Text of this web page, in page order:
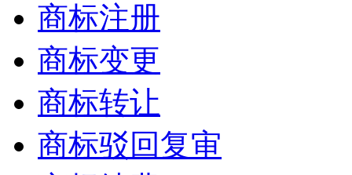
商标注册
商标变更
商标转让
商标驳回复审